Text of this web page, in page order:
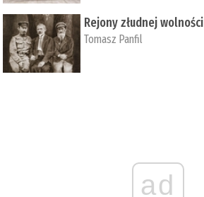
Rejony złudnej wolności
Tomasz Panfil
ad